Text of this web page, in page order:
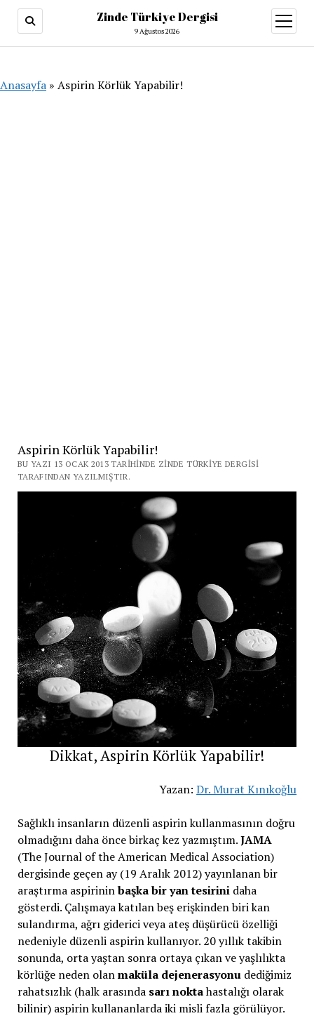
Zinde Türkiye Dergisi
9 Ağustos 2026
aç
Anasayfa » Aspirin Körlük Yapabilir!
Aspirin Körlük Yapabilir!
BU YAZI 13 OCAK 2013 TARIHINDE ZINDE TÜRKIYE DERGISI
TARAFINDAN YAZILMIŞTIR.
Dikkat, Aspirin Körlük Yapabilir!
Yazan:Dr. Murat Kınıkoğlu
Sağlıklı insanların düzenli aspirin kullanmasının doğru
olmadığını daha önce birkaç kez yazmıştım.JAMA
(The Journal of the American Medical Association)
dergisinde geçen ay (19 Aralık 2012) yayınlanan bir
araştırma aspirininbaşka bir yan tesirinidaha
gösterdi. Çalışmaya katılan beş erişkinden biri kan
sulandırma, ağrı giderici veya ateş düşürücü özelliği
nedeniyle düzenli aspirin kullanıyor. 20 yıllık takibin
sonunda, orta yaştan sonra ortaya çıkan ve yaşlılıkta
körlüğe neden olanmaküla dejenerasyonudediğimiz
rahatsızlık (halk arasında sarı noktahastalığı olarak
bilinir) aspirin kullananlarda iki misli fazla görülüyor.